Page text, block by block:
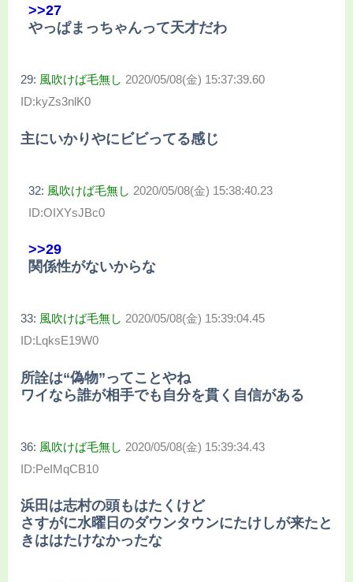
>>27
やっぱまっちゃんって天才だわ
29: 風吹けば毛無し 2020/05/08(金) 15:37:39.60
ID:kyZs3nlK0
主にいかりやにビビってる感じ
32: 風吹けば毛無し 2020/05/08(金) 15:38:40.23
ID:OIXYsJBc0
>>29
関係性がないからな
33: 風吹けば毛無し 2020/05/08(金) 15:39:04.45
ID:LqksE19W0
所詮は“偽物”ってことやね
ワイなら誰が相手でも自分を貫く自信がある
36: 風吹けば毛無し 2020/05/08(金) 15:39:34.43
ID:PeIMqCB10
浜田は志村の頭もはたくけど
さすがに水曜日のダウンタウンにたけしが来たと
きははたけなかったな